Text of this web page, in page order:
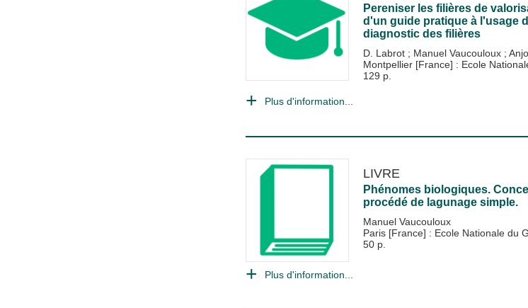
Pereniser les filières de
d'un guide pratique à l'usage
diagnostic des filières
D. Labrot ; Manuel Vaucouloux ;
Montpellier [France] : Ecole
129 p.
Plus d'information...
LIVRE
Phénomes biologiques.
procédé de lagunage simple.
Manuel Vaucouloux
Paris [France] : Ecole Nationale du
50 p.
Plus d'information...